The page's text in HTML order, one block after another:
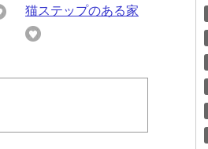
猫ステップのある家